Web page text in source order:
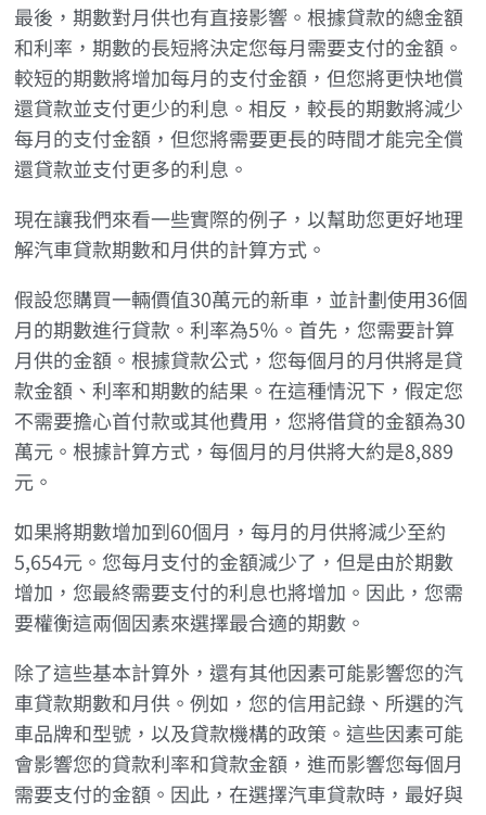
最後，期數對月供也有直接影響。根據貸款的總金額
和利率，期數的長短將決定您每月需要支付的金額。
較短的期數將增加每月的支付金額，但您將更快地償
還貸款並支付更少的利息。相反，較長的期數將減少
每月的支付金額，但您將需要更長的時間才能完全償
還貸款並支付更多的利息。
現在讓我們來看一些實際的例子，以幫助您更好地理
解汽車貸款期數和月供的計算方式。
假設您購買一輛價值30萬元的新車，並計劃使用36個
月的期數進行貸款。利率為5％。首先，您需要計算
月供的金額。根據貸款公式，您每個月的月供將是貸
款金額、利率和期數的結果。在這種情況下，假定您
不需要擔心首付款或其他費用，您將借貸的金額為30
萬元。根據計算方式，每個月的月供將大約是8,889
元。
如果將期數增加到60個月，每月的月供將減少至約
5,654元。您每月支付的金額減少了，但是由於期數
增加，您最終需要支付的利息也將增加。因此，您需
要權衡這兩個因素來選擇最合適的期數。
除了這些基本計算外，還有其他因素可能影響您的汽
車貸款期數和月供。例如，您的信用記錄、所選的汽
車品牌和型號，以及貸款機構的政策。這些因素可能
會影響您的貸款利率和貸款金額，進而影響您每個月
需要支付的金額。因此，在選擇汽車貸款時，最好與